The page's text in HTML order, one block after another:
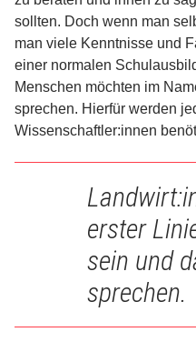
sollten. Doch wenn man
man viele Kenntnisse und
einer normalen
Menschen möchten im
sprechen. Hierfür werden
Wissenschaftler:innen
erster
sein und
sprechen.